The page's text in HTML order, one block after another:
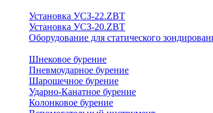
Установка УСЗ-22.ZBT
Установка УСЗ-20.ZBT
Оборудование для статического
Шнековое бурение
Пневмоударное бурение
Шарошечное бурение
Ударно-Канатное бурение
Колонковое бурение